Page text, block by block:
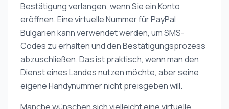
Bestätigung verlangen, wenn Sie ein Konto
eröffnen. Eine virtuelle Nummer für PayPal
Bulgarien kann verwendet werden, um SMS-
Codes zu erhalten und den Bestätigungsprozess
abzuschließen. Das ist praktisch, wenn man den
Dienst eines Landes nutzen möchte, aber seine
eigene Handynummer nicht preisgeben will.